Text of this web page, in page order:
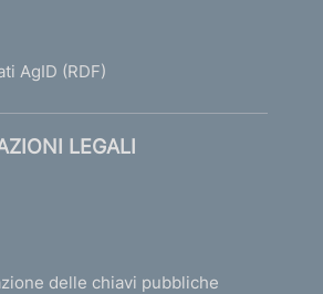
AgID (RDF)
LEGALI
delle chiavi pubbliche